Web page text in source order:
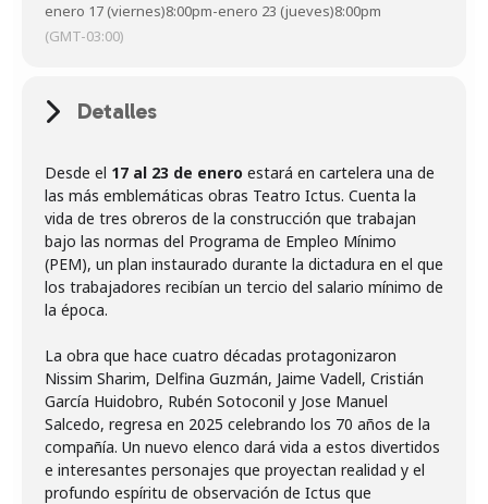
enero 17 (viernes)8:00pm-enero 23 (jueves)8:00pm
(GMT-03:00)
Detalles
Desde el 17 al 23 de enero estará en cartelera una de
las más emblemáticas obras Teatro Ictus. Cuenta la
vida de tres obreros de la construcción que trabajan
bajo las normas del Programa de Empleo Mínimo
(PEM), un plan instaurado durante la dictadura en el que
los trabajadores recibían un tercio del salario mínimo de
la época.
La obra que hace cuatro décadas protagonizaron
Nissim Sharim, Delfina Guzmán, Jaime Vadell, Cristián
García Huidobro, Rubén Sotoconil y Jose Manuel
Salcedo, regresa en 2025 celebrando los 70 años de la
compañía. Un nuevo elenco dará vida a estos divertidos
e interesantes personajes que proyectan realidad y el
profundo espíritu de observación de Ictus que